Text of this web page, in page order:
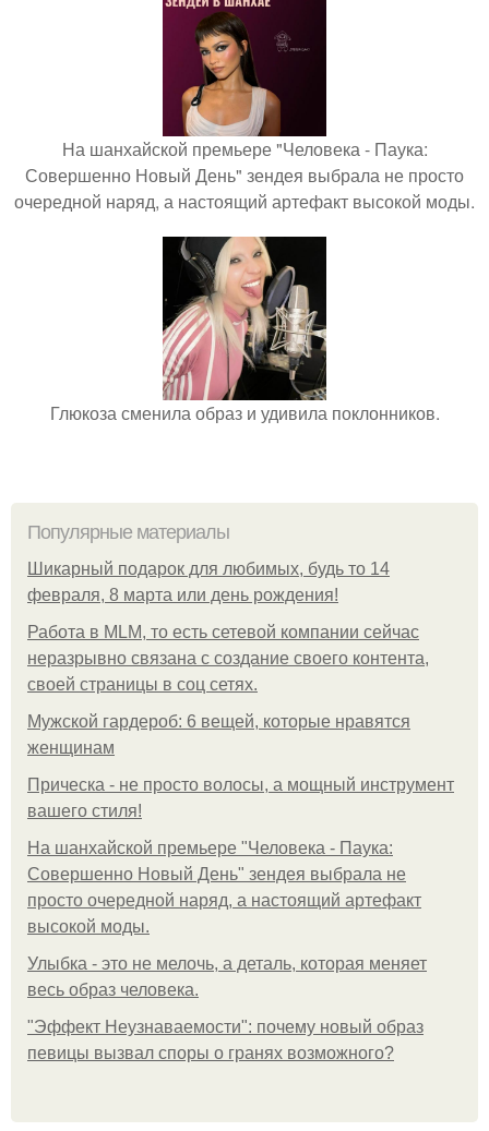
На шанхайской премьере "Человека - Паука:
Совершенно Новый День" зендея выбрала не просто
очередной наряд, а настоящий артефакт высокой моды.
Глюкоза сменила образ и удивила поклонников.
Популярные материалы
Шикарный подарок для любимых, будь то 14
февраля, 8 марта или день рождения!
Работа в MLM, то есть сетевой компании сейчас
неразрывно связана с создание своего контента,
своей страницы в соц сетях.
Мужской гардероб: 6 вещей, которые нравятся
женщинам
Прическа - не просто волосы, а мощный инструмент
вашего стиля!
На шанхайской премьере "Человека - Паука:
Совершенно Новый День" зендея выбрала не
просто очередной наряд, а настоящий артефакт
высокой моды.
Улыбка - это не мелочь, а деталь, которая меняет
весь образ человека.
"Эффект Неузнаваемости": почему новый образ
певицы вызвал споры о гранях возможного?